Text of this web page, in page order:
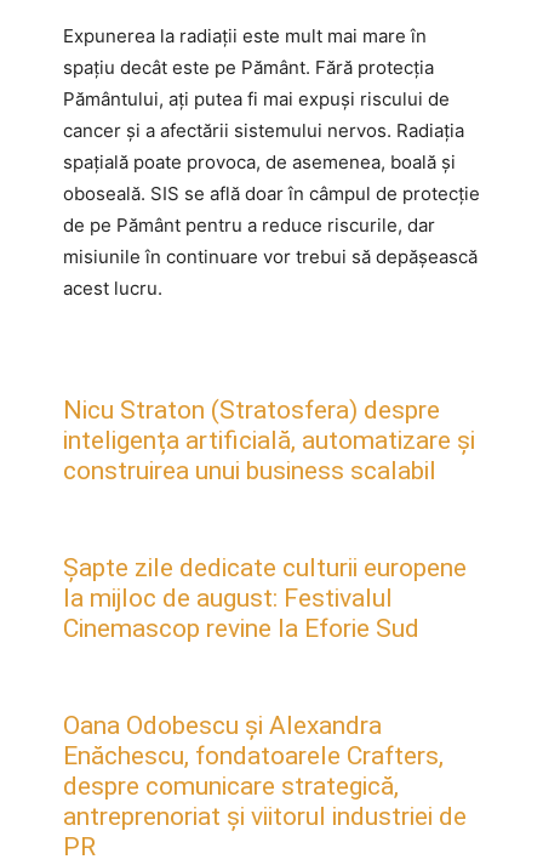
Expunerea la radiații este mult mai mare în
spațiu decât este pe Pământ. Fără protecția
Pământului, ați putea fi mai expuși riscului de
cancer și a afectării sistemului nervos. Radiația
spațială poate provoca, de asemenea, boală și
oboseală. SIS se află doar în câmpul de protecție
de pe Pământ pentru a reduce riscurile, dar
misiunile în continuare vor trebui să depășească
acest lucru.
Nicu Straton (Stratosfera) despre
inteligența artificială, automatizare și
construirea unui business scalabil
Șapte zile dedicate culturii europene
la mijloc de august: Festivalul
Cinemascop revine la Eforie Sud
Oana Odobescu și Alexandra
Enăchescu, fondatoarele Crafters,
despre comunicare strategică,
antreprenoriat și viitorul industriei de
PR